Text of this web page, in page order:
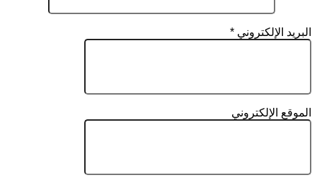
البريد الإلكتروني *
الموقع الإلكتروني